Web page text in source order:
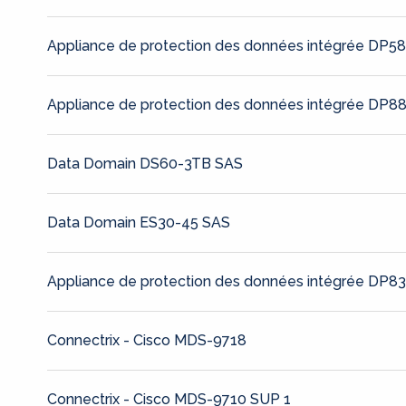
Appliance de protection des données intégrée
Appliance de protection des données intégrée
Data Domain DS60-3TB SAS
Data Domain ES30-45 SAS
Appliance de protection des données intégrée
Connectrix - Cisco MDS-9718
Connectrix - Cisco MDS-9710 SUP 1